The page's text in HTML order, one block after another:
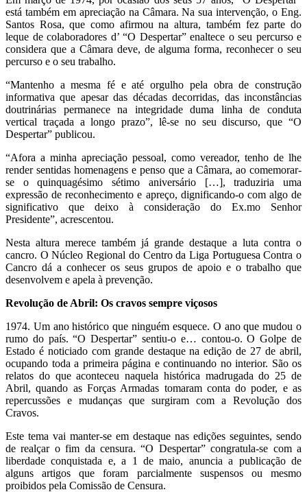
está também em apreciação na Câmara. Na sua intervenção, o Eng.
Santos Rosa, que como afirmou na altura, também fez parte do
leque de colaboradores d’ “O Despertar” enaltece o seu percurso e
considera que a Câmara deve, de alguma forma, reconhecer o seu
percurso e o seu trabalho.
“Mantenho a mesma fé e até orgulho pela obra de construção
informativa que apesar das décadas decorridas, das inconstâncias
doutrinárias permanece na integridade duma linha de conduta
vertical traçada a longo prazo”, lê-se no seu discurso, que “O
Despertar” publicou.
“Afora a minha apreciação pessoal, como vereador, tenho de lhe
render sentidas homenagens e penso que a Câmara, ao comemorar-
se o quinquagésimo sétimo aniversário […], traduziria uma
expressão de reconhecimento e apreço, dignificando-o com algo de
significativo que deixo à consideração do Ex.mo Senhor
Presidente”, acrescentou.
Nesta altura merece também já grande destaque a luta contra o
cancro. O Núcleo Regional do Centro da Liga Portuguesa Contra o
Cancro dá a conhecer os seus grupos de apoio e o trabalho que
desenvolvem e apela à prevenção.
Revolução de Abril: Os cravos sempre viçosos
1974. Um ano histórico que ninguém esquece. O ano que mudou o
rumo do país. “O Despertar” sentiu-o e… contou-o. O Golpe de
Estado é noticiado com grande destaque na edição de 27 de abril,
ocupando toda a primeira página e continuando no interior. São os
relatos do que aconteceu naquela histórica madrugada do 25 de
Abril, quando as Forças Armadas tomaram conta do poder, e as
repercussões e mudanças que surgiram com a Revolução dos
Cravos.
Este tema vai manter-se em destaque nas edições seguintes, sendo
de realçar o fim da censura. “O Despertar” congratula-se com a
liberdade conquistada e, a 1 de maio, anuncia a publicação de
alguns artigos que foram parcialmente suspensos ou mesmo
proibidos pela Comissão de Censura.